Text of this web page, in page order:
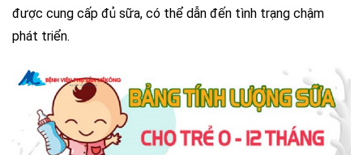
được cung cấp đủ sữa, có thể dẫn đến tình trạng chậm
phát triển.